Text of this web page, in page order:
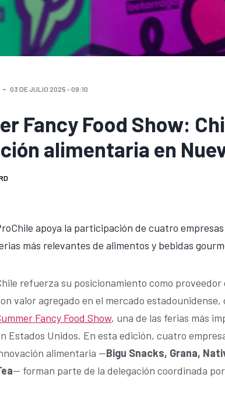
03 DE JULIO 2025 - 09:10
Fancy Food Show:
alimentaria en
apoya la participación de cuatro
más relevantes de alimentos y bebidas
refuerza su posicionamiento como
valor agregado en el mercado
Fancy Food Show, una de las ferias más
Estados Unidos. En esta edición, cuatro
alimentaria —Bigu Snacks, Grana,
— forman parte de la delegación coordinada por